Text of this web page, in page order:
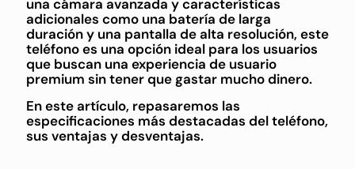
una cámara avanzada y características
adicionales como una batería de larga
duración y una pantalla de alta resolución, este
teléfono es una opción ideal para los usuarios
que buscan una experiencia de usuario
premium sin tener que gastar mucho dinero.
En este artículo, repasaremos las
especificaciones más destacadas del teléfono,
sus ventajas y desventajas.